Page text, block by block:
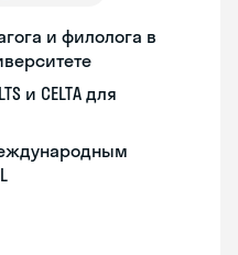
и филолога в
и CELTA для